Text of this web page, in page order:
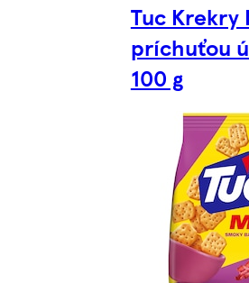
Tuc Krekry
príchuťou
100 g